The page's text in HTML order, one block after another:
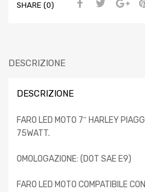
SHARE (0)
DESCRIZIONE
DESCRIZIONE
FARO LED MOTO 7″ HARLEY
75WATT.
OMOLOGAZIONE: (DOT SAE E9)
FARO LED MOTO COMPATIBILE